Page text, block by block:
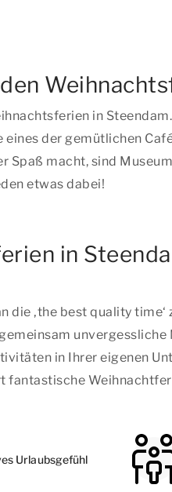
in
der gemütlichen
macht, sind
etwas dabei!
in
die ‚the best quality time‘
in Ihrer eigenen
fantastische
Urlaubsgefühl